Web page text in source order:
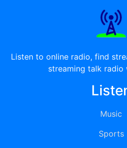
Listen to online radio, find
streaming talk radio
Music
Sports